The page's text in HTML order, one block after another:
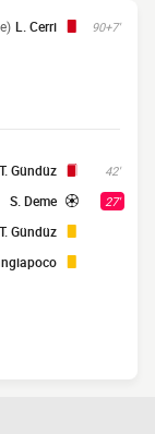
90+7'
L. Cerri
42'
T. Gündüz
27'
S. Deme
T. Gündüz